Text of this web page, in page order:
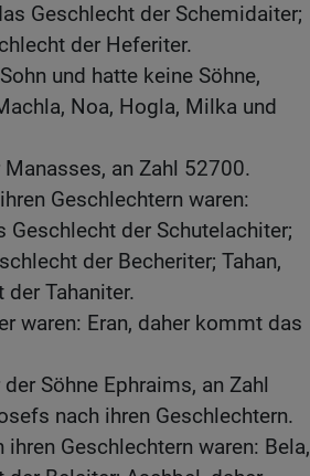
Geschlecht der Schemidaiter;
der Heferiter.
und hatte keine Söhne,
Noa, Hogla, Milka und
an Zahl 52700.
Geschlechtern waren:
der Schutelachiter;
der Becheriter; Tahan,
Tahaniter.
waren: Eran, daher kommt das
Söhne Ephraims, an Zahl
nach ihren Geschlechtern.
Geschlechtern waren: Bela,